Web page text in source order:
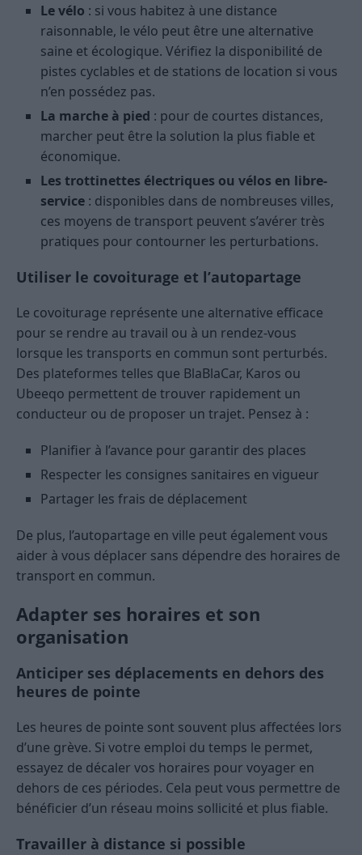
Le vélo : si vous habitez à une distance
raisonnable, le vélo peut être une alternative
saine et écologique. Vérifiez la disponibilité de
pistes cyclables et de stations de location si vous
n’en possédez pas.
La marche à pied : pour de courtes distances,
marcher peut être la solution la plus fiable et
économique.
Les trottinettes électriques ou vélos en libre-
service : disponibles dans de nombreuses villes,
ces moyens de transport peuvent s’avérer très
pratiques pour contourner les perturbations.
Utiliser le covoiturage et l’autopartage
Le covoiturage représente une alternative efficace
pour se rendre au travail ou à un rendez-vous
lorsque les transports en commun sont perturbés.
Des plateformes telles que BlaBlaCar, Karos ou
Ubeeqo permettent de trouver rapidement un
conducteur ou de proposer un trajet. Pensez à :
Planifier à l’avance pour garantir des places
Respecter les consignes sanitaires en vigueur
Partager les frais de déplacement
De plus, l’autopartage en ville peut également vous
aider à vous déplacer sans dépendre des horaires de
transport en commun.
Adapter ses horaires et son
organisation
Anticiper ses déplacements en dehors des
heures de pointe
Les heures de pointe sont souvent plus affectées lors
d’une grève. Si votre emploi du temps le permet,
essayez de décaler vos horaires pour voyager en
dehors de ces périodes. Cela peut vous permettre de
bénéficier d’un réseau moins sollicité et plus fiable.
Travailler à distance si possible